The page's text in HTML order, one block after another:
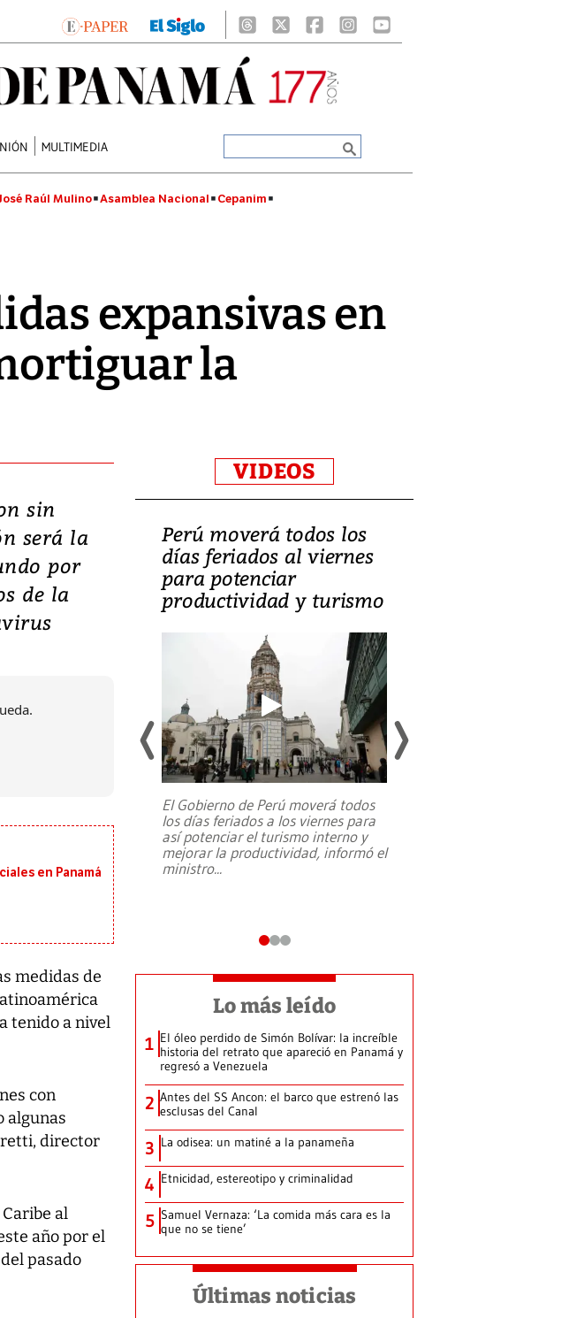
MULTIMEDIA
Raúl Mulino Asamblea Nacional Cepanim
expansivas en
la
sin
será la
por
de la
en Panamá
medidas de
tenido a nivel
con
algunas
director
al
año por el
pasado
VIDEOS
su
y
domingo su
Perú moverá todos los
días feriados al viernes
para potenciar
productividad y turismo
El Gobierno de Perú moverá todos
los días feriados a los viernes para
así potenciar el turismo interno y
mejorar la productividad, informó el
ministro...
Lo más leído
1 El óleo perdido de Simón Bolívar: la increíble
historia del retrato que apareció en Panamá y
regresó a Venezuela
2 Antes del SS Ancon: el barco que estrenó las
esclusas del Canal
3 La odisea: un matiné a la panameña
4 Etnicidad, estereotipo y criminalidad
5 Samuel Vernaza: ‘La comida más cara es la
que no se tiene’
Últimas noticias